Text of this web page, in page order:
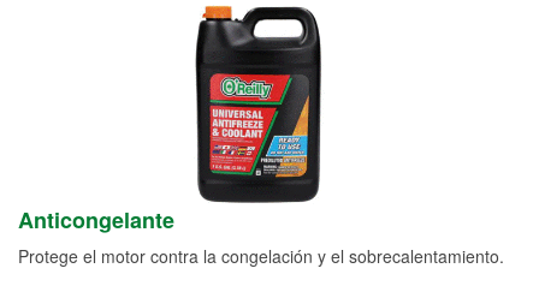
Anticongelante
Protege el motor contra la congelación y el sobrecalentamiento.